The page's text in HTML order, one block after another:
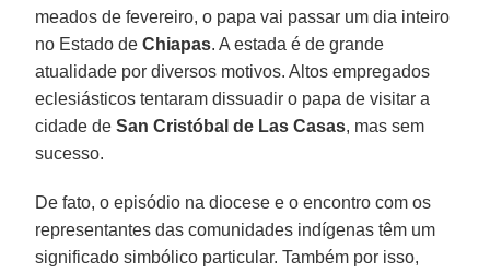
meados de fevereiro, o papa vai passar um dia inteiro
no Estado deChiapas. A estada é de grande
atualidade por diversos motivos. Altos empregados
eclesiásticos tentaram dissuadir o papa de visitar a
cidade deSan Cristóbal de Las Casas, mas sem
sucesso.
De fato, o episódio na diocese e o encontro com os
representantes das comunidades indígenas têm um
significado simbólico particular. Também por isso,